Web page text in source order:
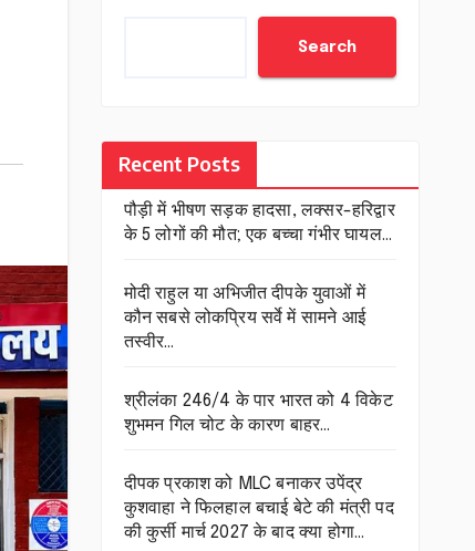
Search
Recent Posts
पौड़ी में भीषण सड़क हादसा, लक्सर-हरिद्वार
के 5 लोगों की मौत; एक बच्चा गंभीर घायल…
मोदी राहुल या अभिजीत दीपके युवाओं में
कौन सबसे लोकप्रिय सर्वे में सामने आई
तस्वीर…
श्रीलंका 246/4 के पार भारत को 4 विकेट
शुभमन गिल चोट के कारण बाहर…
दीपक प्रकाश को MLC बनाकर उपेंद्र
कुशवाहा ने फिलहाल बचाई बेटे की मंत्री पद
की कुर्सी मार्च 2027 के बाद क्या होगा…